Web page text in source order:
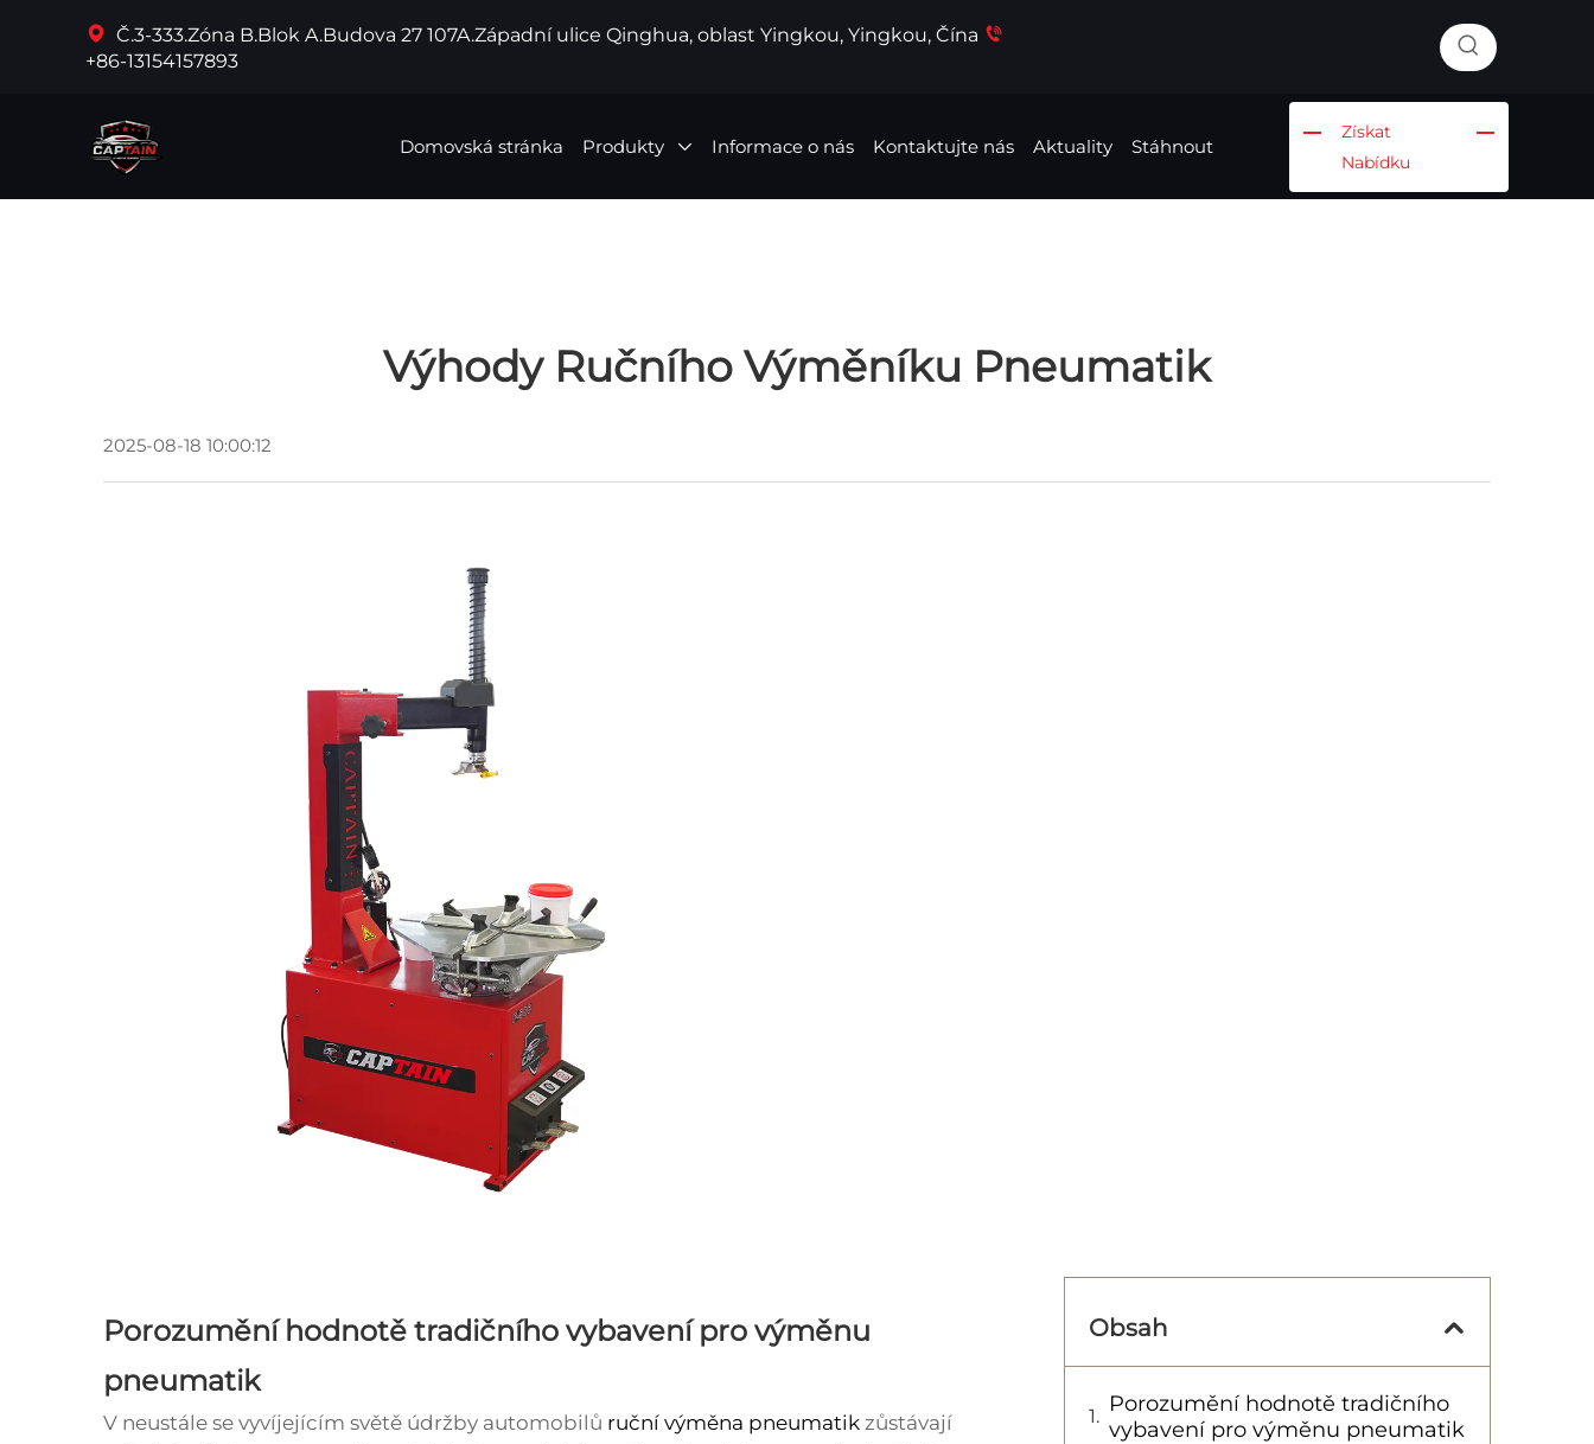
Č.3-333.Zóna B.Blok A.Budova 27 107A.Západní ulice Qinghua, oblast Yingkou, Yingkou, Čína
+86-13154157893
Domovská stránka Produkty Informace o nás Kontaktujte nás Aktuality Stáhnout
Získat
Nabídku
Výhody Ručního Výměníku Pneumatik
2025-08-18 10:00:12
Porozumění hodnotě tradičního vybavení pro výměnu
pneumatik
V neustále se vyvíjejícím světě údržby automobilů ruční výměna pneumatik zůstávají
Obsah
Porozumění hodnotě tradičního
vybavení pro výměnu pneumatik